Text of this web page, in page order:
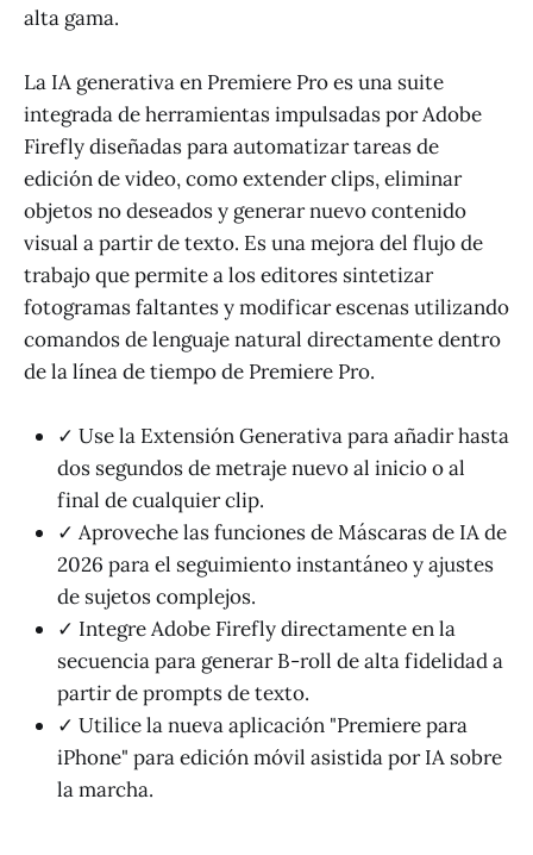
alta gama.
La IA generativa en Premiere Pro es una suite
integrada de herramientas impulsadas por Adobe
Firefly diseñadas para automatizar tareas de
edición de video, como extender clips, eliminar
objetos no deseados y generar nuevo contenido
visual a partir de texto. Es una mejora del flujo de
trabajo que permite a los editores sintetizar
fotogramas faltantes y modificar escenas utilizando
comandos de lenguaje natural directamente dentro
de la línea de tiempo de Premiere Pro.
✓ Use la Extensión Generativa para añadir hasta
dos segundos de metraje nuevo al inicio o al
final de cualquier clip.
✓ Aproveche las funciones de Máscaras de IA de
2026 para el seguimiento instantáneo y ajustes
de sujetos complejos.
✓ Integre Adobe Firefly directamente en la
secuencia para generar B-roll de alta fidelidad a
partir de prompts de texto.
✓ Utilice la nueva aplicación "Premiere para
iPhone" para edición móvil asistida por IA sobre
la marcha.